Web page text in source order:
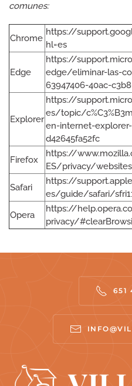
comunes:
Chrome
https://
hl=es
Edge
https://
edge/eliminar-las-
63947406-40ac-
Explorer
https://
es/topic/
en-internet-
d42645fa52fc
Firefox
https://
ES/privacy/
Safari
https://
es/guide/safari/
Opera
https://
privacy/
651